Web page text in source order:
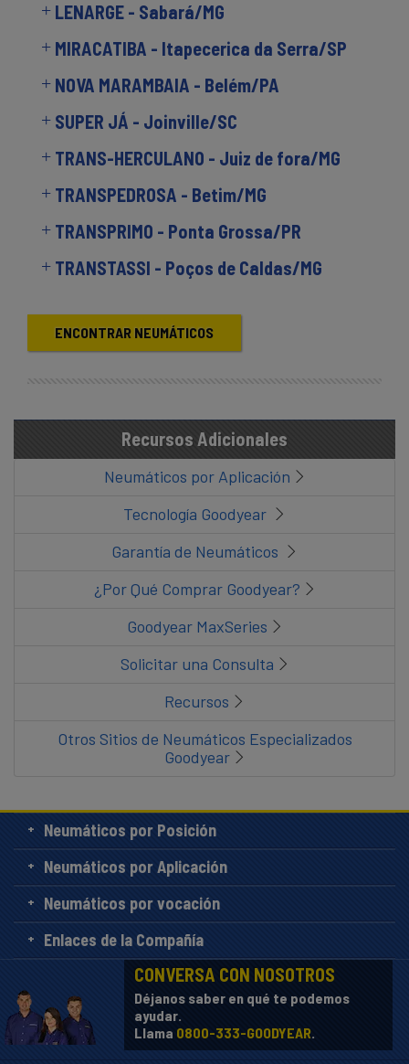
LENARGE - Sabará/MG
MIRACATIBA - Itapecerica da Serra/SP
NOVA MARAMBAIA - Belém/PA
SUPER JÁ - Joinville/SC
TRANS-HERCULANO - Juiz de fora/MG
TRANSPEDROSA - Betim/MG
TRANSPRIMO - Ponta Grossa/PR
TRANSTASSI - Poços de Caldas/MG
ENCONTRAR NEUMÁTICOS
Recursos Adicionales
Neumáticos por Aplicación
Tecnología Goodyear
Garantía de Neumáticos
¿Por Qué Comprar Goodyear?
Goodyear MaxSeries
Solicitar una Consulta
Recursos
Otros Sitios de Neumáticos Especializados
Goodyear
Neumáticos por Posición
Neumáticos por Aplicación
Neumáticos por vocación
Enlaces de la Compañía
CONVERSA CON NOSOTROS
Déjanos saber en qué te podemos
ayudar.
Llama 0800-333-GOODYEAR.